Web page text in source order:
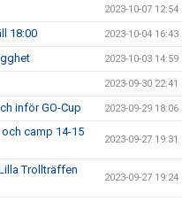
2023-10-07 12:54
18:00 2023-10-04 16:43
2023-10-03 14:59
2023-09-30 22:41
inför GO-Cup 2023-09-29 18:06
camp 14-15
2023-09-27 19:31
Trollträffen
2023-09-27 19:24